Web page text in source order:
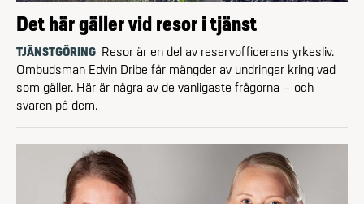
Det här gäller vid resor i tjänst
TJÄNSTGÖRING Resor är en del av reservofficerens yrkesliv.
Ombudsman Edvin Dribe får mängder av undringar kring vad
som gäller. Här är några av de vanligaste frågorna – och
svaren på dem.